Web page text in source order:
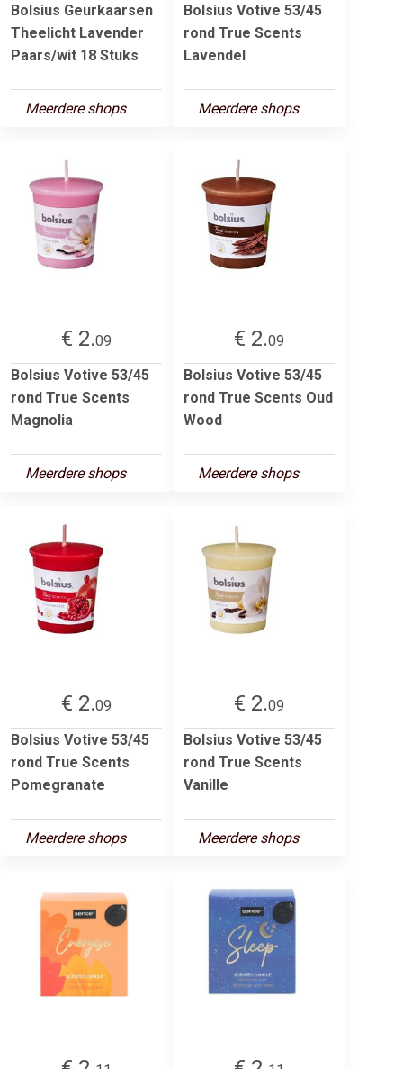
Bolsius Geurkaarsen
Theelicht Lavender
Paars/wit 18 Stuks
Meerdere shops
Bolsius Votive 53/45
rond True Scents
Lavendel
Meerdere shops
€ 2.09
Bolsius Votive 53/45
rond True Scents
Magnolia
Meerdere shops
€ 2.09
Bolsius Votive 53/45
rond True Scents Oud
Wood
Meerdere shops
€ 2.09
Bolsius Votive 53/45
rond True Scents
Pomegranate
Meerdere shops
€ 2.09
Bolsius Votive 53/45
rond True Scents
Vanille
Meerdere shops